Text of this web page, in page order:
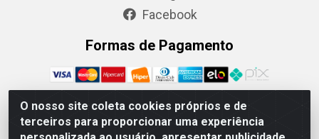
O nosso site coleta cookies próprios e de
terceiros para proporcionar uma experiência
Facebook
Formas de Pagamento
Rafael & Dantas LTDA - Rua Floriano Peixoto, 137- Centro,